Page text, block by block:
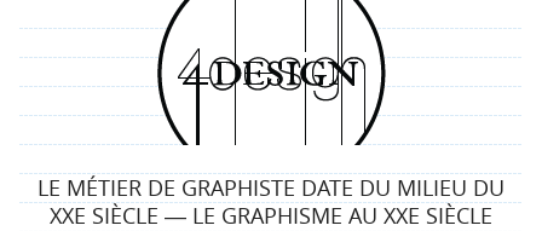
4
d
e
s
LE MÉTIER DE GRAPHISTE DATE DU MILIEU DU
XXE SIÈCLE ― LE GRAPHISME AU XXE SIÈCLE